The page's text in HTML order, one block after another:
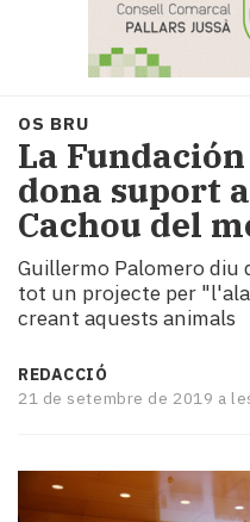
Societat
Política
i
municipis
Economia
turisme
Cultura
Esports
Mai
tant!
mitjans
OS BRU
La
dona suport
Cachou del
Guillermo Palomero diu
tot un projecte per
creant aquests animals
REDACCIÓ
21 de setembre de 2019 a